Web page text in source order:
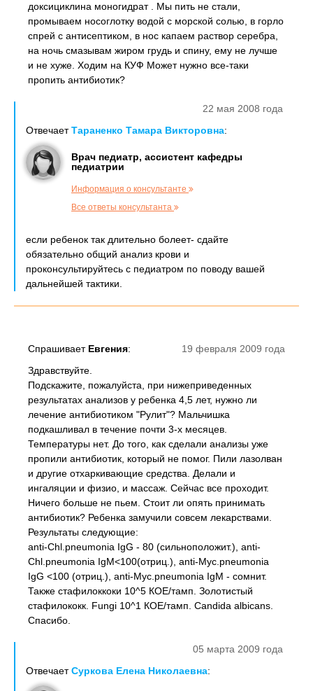
доксициклина моногидрат . Мы пить не стали,
промываем носоглотку водой с морской солью, в горло
спрей с антисептиком, в нос капаем раствор серебра,
на ночь смазывам жиром грудь и спину, ему не лучше
и не хуже. Ходим на КУФ Может нужно все-таки
пропить антибиотик?
22 мая 2008 года
ОтвечаетТараненко Тамара Викторовна:
Врач педиатр, ассистент кафедры
педиатрии
Информация о консультанте
Все ответы консультанта
если ребенок так длительно болеет- сдайте
обязательно общий анализ крови и
проконсультируйтесь с педиатром по поводу вашей
дальнейшей тактики.
19 февраля 2009 года
Спрашивает Евгения:
Здравствуйте.
Подскажите, пожалуйста, при нижеприведенных
результатах анализов у ребенка 4,5 лет, нужно ли
лечение антибиотиком "Рулит"? Мальчишка
подкашливал в течение почти 3-х месяцев.
Температуры нет. До того, как сделали анализы уже
пропили антибиотик, который не помог. Пили лазолван
и другие отхаркивающие средства. Делали и
ингаляции и физио, и массаж. Сейчас все проходит.
Ничего больше не пьем. Стоит ли опять принимать
антибиотик? Ребенка замучили совсем лекарствами.
Результаты следующие:
anti-Chl.pneumonia IgG - 80 (сильноположит.), anti-
Chl.pneumonia IgM<100(отриц.), anti-Myc.pneumonia
IgG <100 (отриц.), anti-Myc.pneumonia IgМ - сомнит.
Также стафилоккоки 10^5 КОЕ/тамп. Золотистый
стафилококк. Fungi 10^1 КОЕ/тамп. Candida albicans.
Спасибо.
05 марта 2009 года
ОтвечаетСуркова Елена Николаевна: